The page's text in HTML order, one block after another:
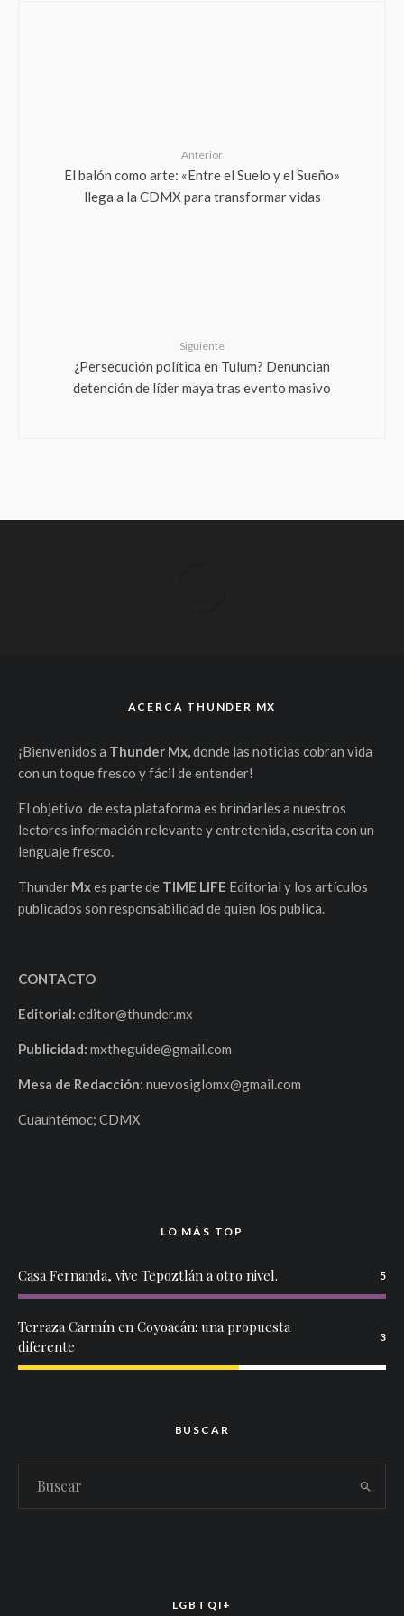
Anterior
El balón como arte: «Entre el Suelo y el Sueño»
llega a la CDMX para transformar vidas
Siguiente
¿Persecución política en Tulum? Denuncian
detención de líder maya tras evento masivo
ACERCA THUNDER MX
¡Bienvenidos a Thunder Mx,donde las noticias cobran vida
con un toque fresco y fácil de entender!
El objetivo de esta plataforma es brindarles a nuestros
lectores información relevante y entretenida, escrita con un
lenguaje fresco.
Thunder Mxes parte de TIME LIFE Editorial y los artículos
publicados son responsabilidad de quien los publica.
CONTACTO
Editorial: editor@thunder.mx
Publicidad: mxtheguide@gmail.com
Mesa de Redacción: nuevosiglomx@gmail.com
Cuauhtémoc; CDMX
LO MÁS TOP
Casa Fernanda, vive Tepoztlán a otro nivel. 5
Terraza Carmín en Coyoacán: una propuesta
diferente
3
BUSCAR
LGBTQI+